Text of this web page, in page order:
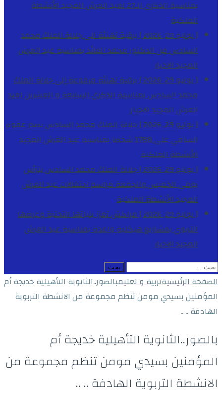
بمناسبة الذكرى الـ27 لعيد العرش المجيد
الأنشطة
الملكية
[ يوليو 29, 2026 ]
برقية تهنئة الى جلالة الملك محمد
السادس من الدكتور محمد الفائد بمناسبة عيد العرش
المجيدالاخبار
[ يوليو 29, 2026 ]
برقية تهنئة مرفوعة إلى جلالة الملك
محمد السادس بمناسبة الذكرى السابعة و العشرين لعيد
العرش المجيدالاخبار
[ يوليو 29, 2026 ]
جلالة الملك محمد السادس يصدر عفوه
السامي على 1788 شخصا بمناسبة عيد العرش المجيد
الأنشطة الملكية
[ يوليو 29, 2026 ]
جلالة الملك محمد السادس يترأس
يومي الخميس والجمعة مراسم احتفالات عيد العرش
المجيدالأنشطة الملكية
[ يوليو 29, 2026 ]
مراكش تعزز بنياتها التحتية وعرضها
التربوي بمشاريع هيكلية واعدة بمناسبة عيد العرش
المجيدالاخبار
البحث
عن:
الصفحة الرئيسيةتربية و تعليمبالصور..الثانوية التأهيلية خديجة أم
المؤمنين بسيدي مومن تنظم مجموعة من الانشطة التربوية
الهادفة .. ..
بالصور..الثانوية التأهيلية خديجة أم
المؤمنين بسيدي مومن تنظم مجموعة من
الانشطة التربوية الهادفة .. ..